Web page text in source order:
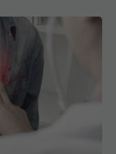
palpitațiile o
impun un